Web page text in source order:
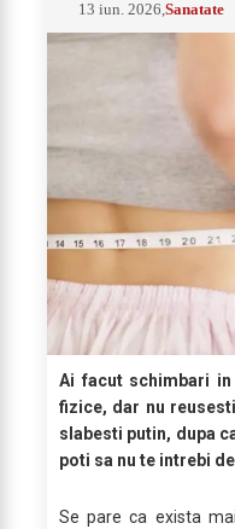
13 iun. 2026 ,Sanatate
Ai facut schimbari
fizice, dar nu
slabesti putin, dupa
poti sa nu te intrebi
Se pare ca exista